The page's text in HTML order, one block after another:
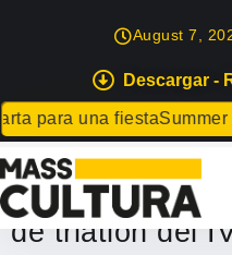
Descargar -
para una fiestaSummer
August 7,
DEPORTES
Se aplaza la
de inscripción
de triatlón del